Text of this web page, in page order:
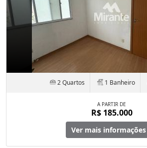
2 Quartos 1 Banheiro
A PARTIR DE
R$ 185.000
Ver mais informações